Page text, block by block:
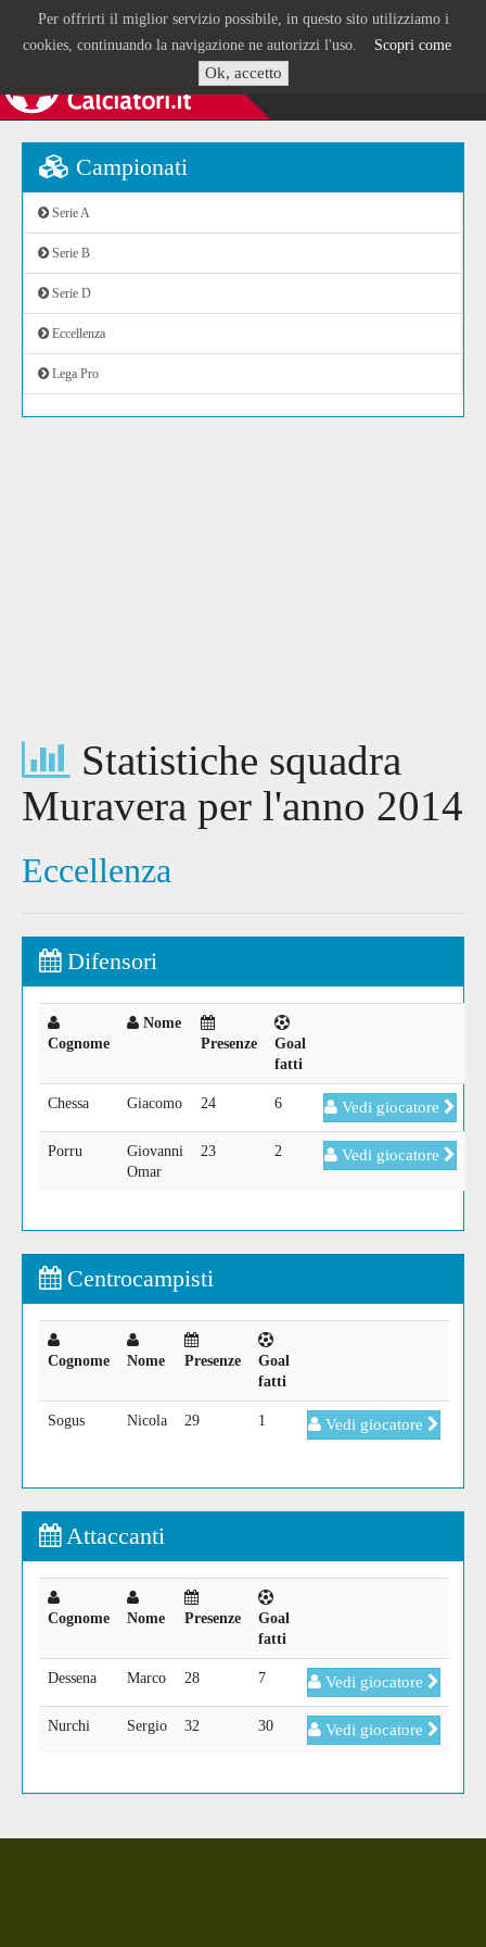
Per offrirti il miglior servizio possibile, in questo sito utilizziamo i
cookies, continuando la navigazione ne autorizzi l'uso. Scopri come
Ok, accetto
Campionati
Serie A
Serie B
Serie D
Eccellenza
Lega Pro
Statistiche squadra
Muravera per l'anno 2014
Eccellenza
Difensori
Cognome
Nome
Presenze
Goal
fatti
Chessa Giacomo 24 6 Vedi giocatore
Porru
Giovanni
Omar
23 2 Vedi giocatore
Centrocampisti
Cognome Nome Presenze
Goal
fatti
Sogus Nicola 29 1 Vedi giocatore
Attaccanti
Cognome Nome Presenze
Goal
fatti
Dessena Marco 28 7 Vedi giocatore
Nurchi Sergio 32 30 Vedi giocatore